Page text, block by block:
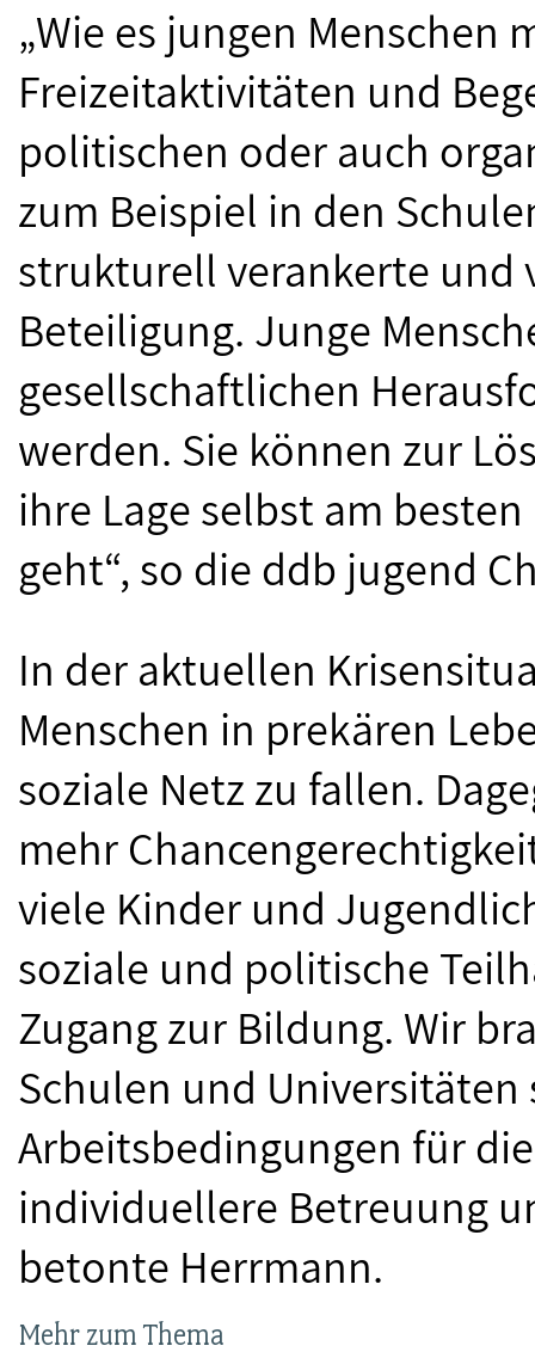
„Wie es jungen Menschen
Freizeitaktivitäten und
politischen oder auch
zum Beispiel in den
strukturell verankerte und
Beteiligung. Junge
gesellschaftlichen
werden. Sie können zur
ihre Lage selbst am
geht“, so die ddb jugend
In der aktuellen
Menschen in prekären
soziale Netz zu fallen.
mehr
viele Kinder und
soziale und politische
Zugang zur Bildung. Wir
Schulen und Universitäten
Arbeitsbedingungen für
individuellere Betreuung
betonte Herrmann.
Mehr zum Thema